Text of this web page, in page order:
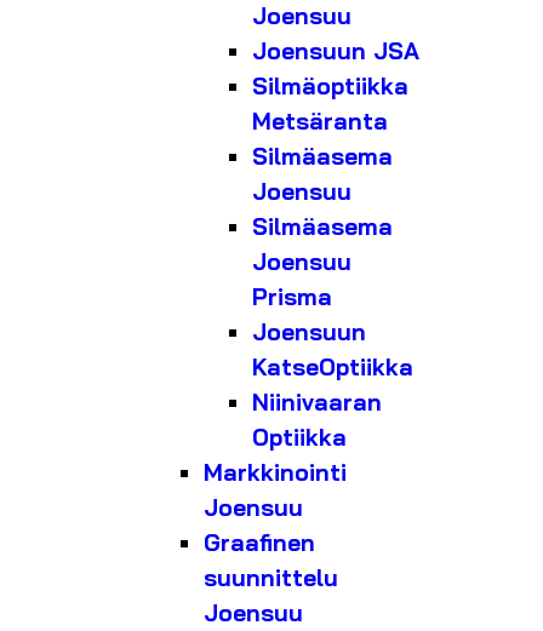
Joensuu
Joensuun JSA
Silmäoptiikka
Metsäranta
Silmäasema
Joensuu
Silmäasema
Joensuu
Prisma
Joensuun
KatseOptiikka
Niinivaaran
Optiikka
Markkinointi
Joensuu
Graafinen
suunnittelu
Joensuu